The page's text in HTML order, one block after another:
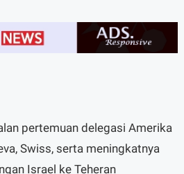
pertemuan delegasi Amerika
Swiss, serta meningkatnya
Israel ke Teheran